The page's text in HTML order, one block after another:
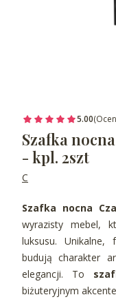
5.00
Szafka
- kpl. 2szt
C
Szafka nocna
wyrazisty mebel,
luksusu.
budują charakter
elegancji. To
biżuteryjnym